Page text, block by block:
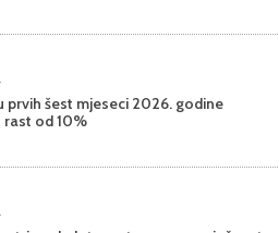
prvih šest mjeseci 2026. godine
od 10%